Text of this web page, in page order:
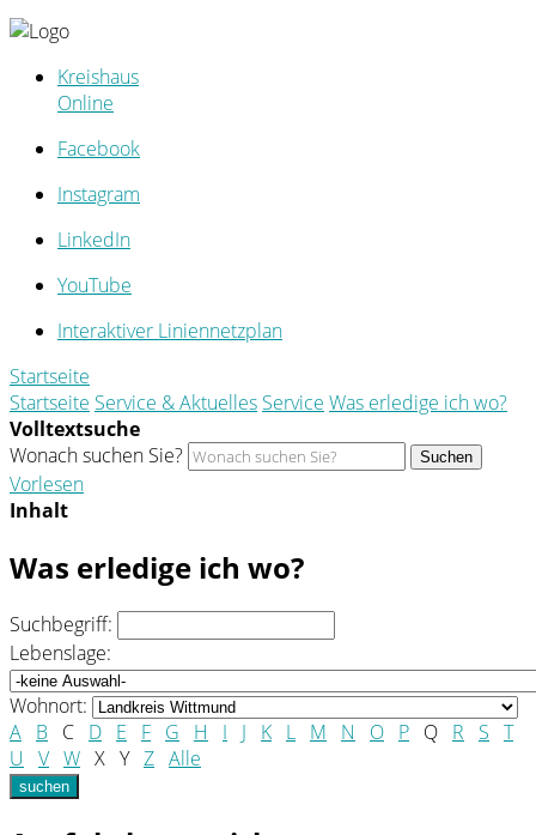
Kreishaus
Online
Facebook
Instagram
LinkedIn
YouTube
Interaktiver Liniennetzplan
Startseite
Startseite Service & Aktuelles Service Was erledige ich wo?
Volltextsuche
Wonach suchen Sie?
Suchen
Vorlesen
Inhalt
Was erledige ich wo?
Suchbegriff:
Lebenslage:
Wohnort:
A B C D E F G H I J K L M N O P Q R S T
U
V W X Y Z Alle
suchen